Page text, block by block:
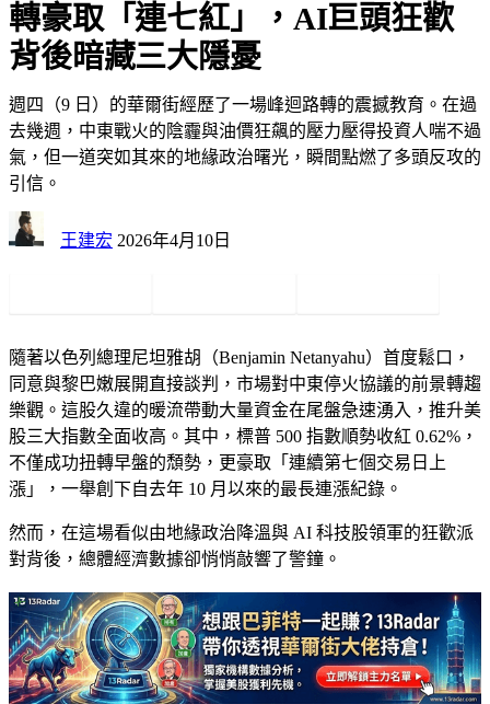
轉豪取「連七紅」，AI巨頭狂歡
背後暗藏三大隱憂
週四（9 日）的華爾街經歷了一場峰迴路轉的震撼教育。在過
去幾週，中東戰火的陰霾與油價狂飆的壓力壓得投資人喘不過
氣，但一道突如其來的地緣政治曙光，瞬間點燃了多頭反攻的
引信。
王建宏 2026年4月10日
隨著以色列總理尼坦雅胡（Benjamin Netanyahu）首度鬆口，
同意與黎巴嫩展開直接談判，市場對中東停火協議的前景轉趨
樂觀。這股久違的暖流帶動大量資金在尾盤急速湧入，推升美
股三大指數全面收高。其中，標普 500 指數順勢收紅 0.62%，
不僅成功扭轉早盤的頹勢，更豪取「連續第七個交易日上
漲」，一舉創下自去年 10 月以來的最長連漲紀錄。
然而，在這場看似由地緣政治降溫與 AI 科技股領軍的狂歡派
對背後，總體經濟數據卻悄悄敲響了警鐘。